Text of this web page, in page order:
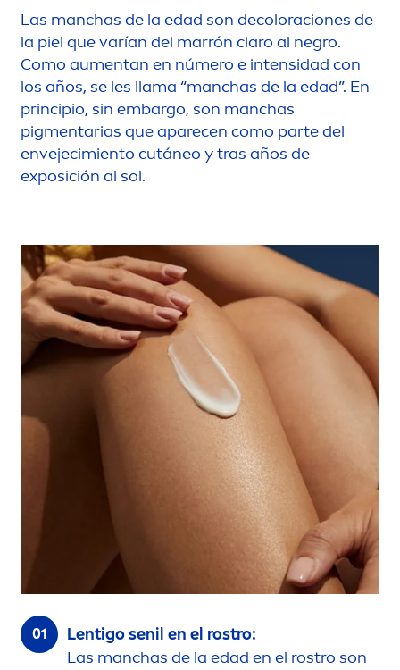
Las manchas de la edad son decoloraciones de
la piel que varían del marrón claro al negro.
Como aumentan en número e intensidad con
los años, se les llama “manchas de la edad”. En
principio, sin embargo, son manchas
pigmentarias que aparecen como parte del
envejecimiento cutáneo y tras años de
exposición al sol.
Lentigo senil en el rostro:
Las manchas de la edad en el rostro son